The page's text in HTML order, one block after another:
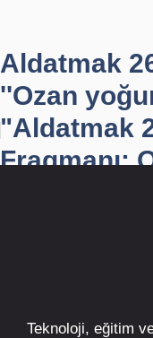
Aldatmak
''Ozan
"Aldatmak
Fragmanı:
Teknoloji, eğitim